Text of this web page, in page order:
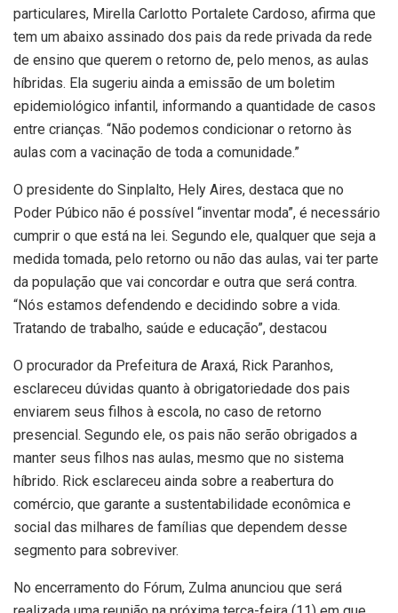
particulares, Mirella Carlotto Portalete Cardoso, afirma que
tem um abaixo assinado dos pais da rede privada da rede
de ensino que querem o retorno de, pelo menos, as aulas
híbridas. Ela sugeriu ainda a emissão de um boletim
epidemiológico infantil, informando a quantidade de casos
entre crianças. “Não podemos condicionar o retorno às
aulas com a vacinação de toda a comunidade.”
O presidente do Sinplalto, Hely Aires, destaca que no
Poder Púbico não é possível “inventar moda”, é necessário
cumprir o que está na lei. Segundo ele, qualquer que seja a
medida tomada, pelo retorno ou não das aulas, vai ter parte
da população que vai concordar e outra que será contra.
“Nós estamos defendendo e decidindo sobre a vida.
Tratando de trabalho, saúde e educação”, destacou
O procurador da Prefeitura de Araxá, Rick Paranhos,
esclareceu dúvidas quanto à obrigatoriedade dos pais
enviarem seus filhos à escola, no caso de retorno
presencial. Segundo ele, os pais não serão obrigados a
manter seus filhos nas aulas, mesmo que no sistema
híbrido. Rick esclareceu ainda sobre a reabertura do
comércio, que garante a sustentabilidade econômica e
social das milhares de famílias que dependem desse
segmento para sobreviver.
No encerramento do Fórum, Zulma anunciou que será